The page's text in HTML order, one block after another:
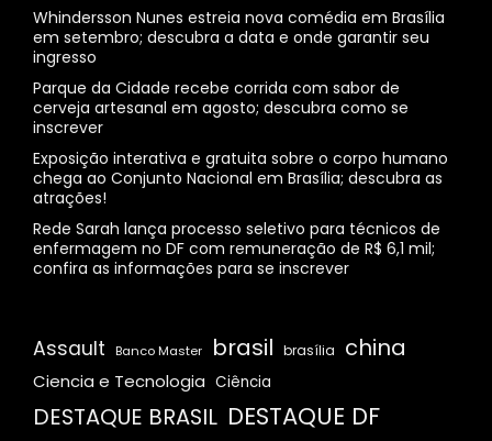
Whindersson Nunes estreia nova comédia em Brasília
em setembro; descubra a data e onde garantir seu
ingresso
Parque da Cidade recebe corrida com sabor de
cerveja artesanal em agosto; descubra como se
inscrever
Exposição interativa e gratuita sobre o corpo humano
chega ao Conjunto Nacional em Brasília; descubra as
atrações!
Rede Sarah lança processo seletivo para técnicos de
enfermagem no DF com remuneração de R$ 6,1 mil;
confira as informações para se inscrever
Assault Banco Master brasil brasília china
Ciencia e Tecnologia Ciência
DESTAQUE BRASIL DESTAQUE DF